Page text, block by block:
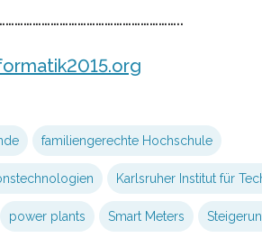
familiengerechte Hochschule
Karlsruher Institut für
power plants Smart Meters